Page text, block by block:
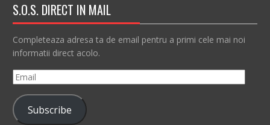
S.O.S. DIRECT IN MAIL
Completeaza adresa ta de email pentru a primi cele mai noi
informatii direct acolo.
Email
Subscribe